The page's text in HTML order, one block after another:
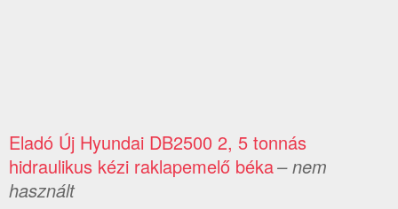
Eladó Új Hyundai DB2500 2, 5 tonnás
hidraulikus kézi raklapemelő béka– nem
használt